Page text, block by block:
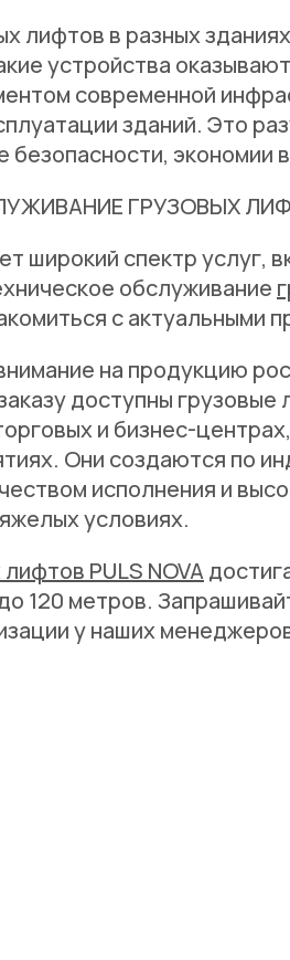
лифтов в разных
устройства
современной
зданий. Это
экономии
ГРУЗОВЫХ
широкий спектр услуг,
обслуживание
с актуальными
на продукцию
доступны
и бизнес-
Они создаются по
исполнения и
условиях.
PULS NOVA
120 метров.
у наших